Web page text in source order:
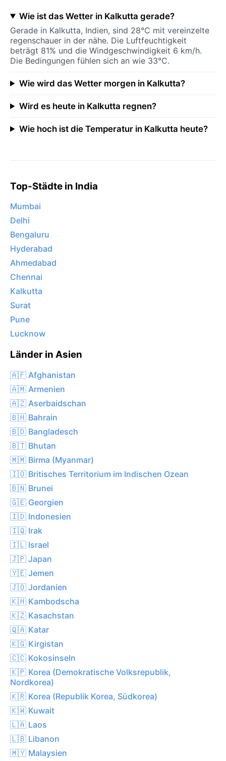
Wie ist das Wetter in Kalkutta gerade?
Gerade in Kalkutta, Indien, sind 28°C mit vereinzelte
regenschauer in der nähe. Die Luftfeuchtigkeit
beträgt 81% und die Windgeschwindigkeit 6 km/h.
Die Bedingungen fühlen sich an wie 33°C.
Wie wird das Wetter morgen in Kalkutta?
Wird es heute in Kalkutta regnen?
Wie hoch ist die Temperatur in Kalkutta heute?
Top-Städte in India
Mumbai
Delhi
Bengaluru
Hyderabad
Ahmedabad
Chennai
Kalkutta
Surat
Pune
Lucknow
Länder in Asien
🇦🇫 Afghanistan
🇦🇲 Armenien
🇦🇿 Aserbaidschan
🇧🇭 Bahrain
🇧🇩 Bangladesch
🇧🇹 Bhutan
🇲🇲 Birma (Myanmar)
🇮🇴 Britisches Territorium im Indischen Ozean
🇧🇳 Brunei
🇬🇪 Georgien
🇮🇩 Indonesien
🇮🇶 Irak
🇮🇱 Israel
🇯🇵 Japan
🇾🇪 Jemen
🇯🇴 Jordanien
🇰🇭 Kambodscha
🇰🇿 Kasachstan
🇶🇦 Katar
🇰🇬 Kirgistan
🇨🇨 Kokosinseln
🇰🇵 Korea (Demokratische Volksrepublik,
Nordkorea)
🇰🇷 Korea (Republik Korea, Südkorea)
🇰🇼 Kuwait
🇱🇦 Laos
🇱🇧 Libanon
🇲🇾 Malaysien